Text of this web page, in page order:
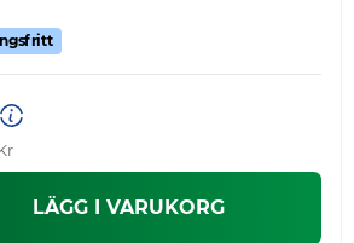
LÄGG I VARUKORG